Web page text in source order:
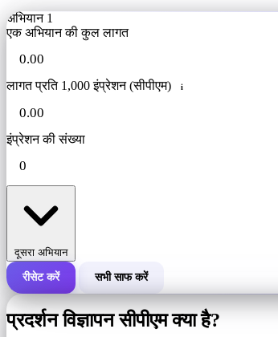
अभियान 1
एक अभियान की कुल लागत
लागत प्रति 1,000 इंप्रेशन (सीपीएम) i
इंप्रेशन की संख्या
दूसरा अभियान
एक अभियान की कुल लागत
रीसेट करें सभी साफ करें
प्रदर्शन विज्ञापन सीपीएम क्या है?